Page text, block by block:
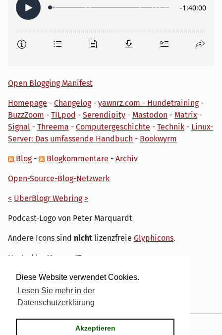
Diese Website verwendet Cookies.
Lesen Sie mehr in der
Datenschutzerklärung
Akzeptieren
Open Blogging Manifest
Homepage - Changelog- yawnrz.com - Hundetraining-
BuzzZoom - TILpod - Serendipity - Mastodon - Matrix -
Signal - Threema - Computergeschichte - Technik - Linux-
Server: Das umfassende Handbuch - Bookwyrm
Blog- Blogkommentare - Archiv
Open-Source-Blog-Netzwerk
< UberBlogr Webring >
Podcast-Logo von Peter Marquardt
Andere Icons sind nicht lizenzfreie Glyphicons.
Hosted by My own IT.
Serendipity& the dirk